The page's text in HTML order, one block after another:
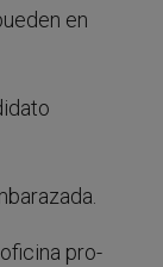
en
pro-